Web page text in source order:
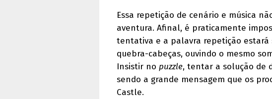
Essa repetição de cenário e música
aventura. Afinal, é praticamente
tentativa e a palavra repetição estará
quebra-cabeças, ouvindo o mesmo
Insistir no puzzle, tentar a solução de
sendo a grande mensagem que os
Castle.